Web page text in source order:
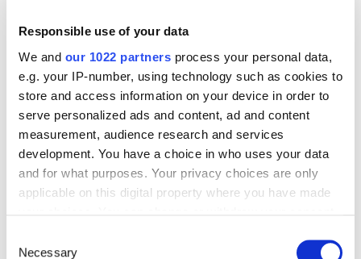
Responsible use of your data
We and our 1022 partners process your personal data,
e.g. your IP-number, using technology such as cookies to
store and access information on your device in order to
serve personalized ads and content, ad and content
measurement, audience research and services
development. You have a choice in who uses your data
and for what purposes. Your privacy choices are only
applicable on this digital property where you have made
the Privacy trigger icon.
Selection
Necessary
Un réseau premium
continuent de développer un vaste réseau médical